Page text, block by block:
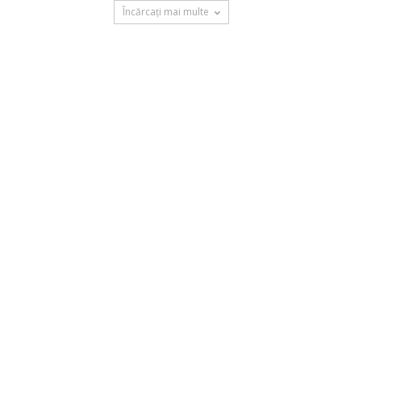
Încărcați mai multe